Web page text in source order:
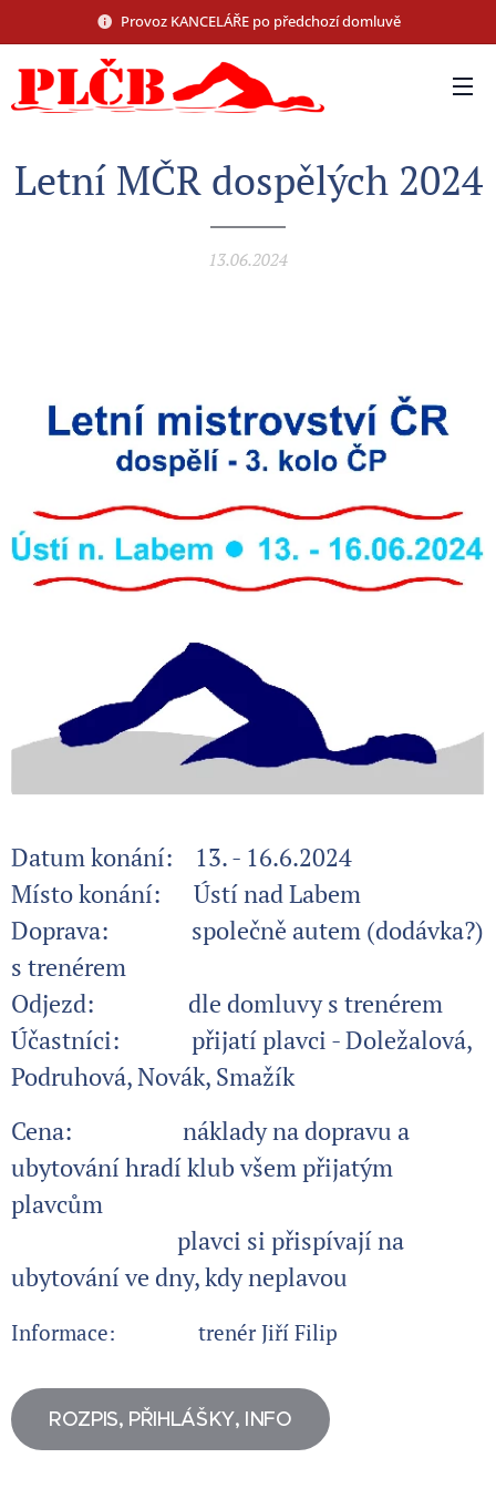
Provoz KANCELÁŘE po předchozí domluvě
Letní MČR dospělých 2024
13.06.2024
Datum konání: 13. - 16.6.2024
Místo konání: Ústí nad Labem
Doprava: společně autem (dodávka?)
s trenérem
Odjezd: dle domluvy s trenérem
Účastníci: přijatí plavci - Doležalová,
Podruhová, Novák, Smažík
Cena: náklady na dopravu a
ubytování hradí klub všem přijatým
plavcům
plavci si přispívají na
ubytování ve dny, kdy neplavou
Informace: trenér Jiří Filip
ROZPIS, PŘIHLÁŠKY, INFO